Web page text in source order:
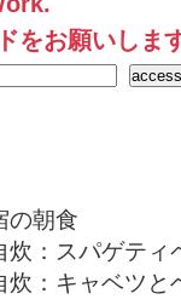
をお願いしま
朝食
：スパゲティ
：キャベツと